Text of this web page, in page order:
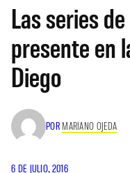
Las series
presente en
Diego
POR MARIANO OJEDA
6 DE JULIO, 2016